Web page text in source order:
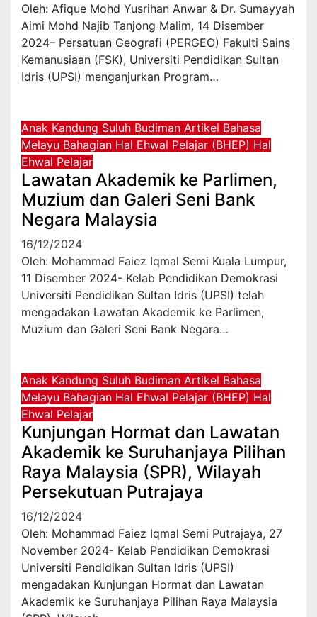
Oleh: Afique Mohd Yusrihan Anwar & Dr. Sumayyah
Aimi Mohd Najib Tanjong Malim, 14 Disember
2024– Persatuan Geografi (PERGEO) Fakulti Sains
Kemanusiaan (FSK), Universiti Pendidikan Sultan
Idris (UPSI) menganjurkan Program…
Anak Kandung Suluh Budiman Artikel Bahasa
Melayu Bahagian Hal Ehwal Pelajar (BHEP) Hal
Ehwal Pelajar
Lawatan Akademik ke Parlimen,
Muzium dan Galeri Seni Bank
Negara Malaysia
16/12/2024
Oleh: Mohammad Faiez Iqmal Semi Kuala Lumpur,
11 Disember 2024- Kelab Pendidikan Demokrasi
Universiti Pendidikan Sultan Idris (UPSI) telah
mengadakan Lawatan Akademik ke Parlimen,
Muzium dan Galeri Seni Bank Negara…
Anak Kandung Suluh Budiman Artikel Bahasa
Melayu Bahagian Hal Ehwal Pelajar (BHEP) Hal
Ehwal Pelajar
Kunjungan Hormat dan Lawatan
Akademik ke Suruhanjaya Pilihan
Raya Malaysia (SPR), Wilayah
Persekutuan Putrajaya
16/12/2024
Oleh: Mohammad Faiez Iqmal Semi Putrajaya, 27
November 2024- Kelab Pendidikan Demokrasi
Universiti Pendidikan Sultan Idris (UPSI)
mengadakan Kunjungan Hormat dan Lawatan
Akademik ke Suruhanjaya Pilihan Raya Malaysia